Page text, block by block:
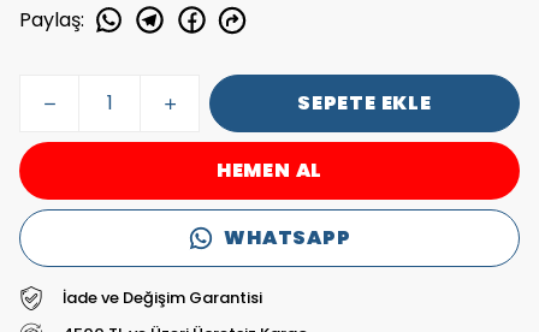
Paylaş:
SEPETE EKLE
HEMEN AL
WHATSAPP
İade ve Değişim Garantisi